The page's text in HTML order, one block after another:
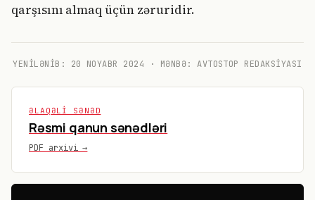
qarşısını almaq üçün zəruridir.
YENILƏNIB: 20 NOYABR 2024 · MƏNBƏ: AVTOSTOP REDAKSIYASI
ƏLAQƏLI SƏNƏD
Rəsmi qanun sənədləri
PDF arxivi →